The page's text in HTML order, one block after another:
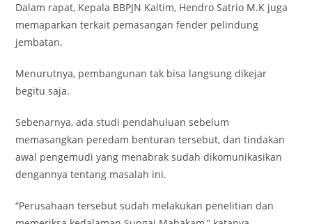
Dalam rapat, Kepala BBPJN Kaltim, Hendro Satrio M.K juga
memaparkan terkait pemasangan fender pelindung
jembatan.
Menurutnya, pembangunan tak bisa langsung dikejar
begitu saja.
Sebenarnya, ada studi pendahuluan sebelum
memasangkan peredam benturan tersebut, dan tindakan
awal pengemudi yang menabrak sudah dikomunikasikan
dengannya tentang masalah ini.
“Perusahaan tersebut sudah melakukan penelitian dan